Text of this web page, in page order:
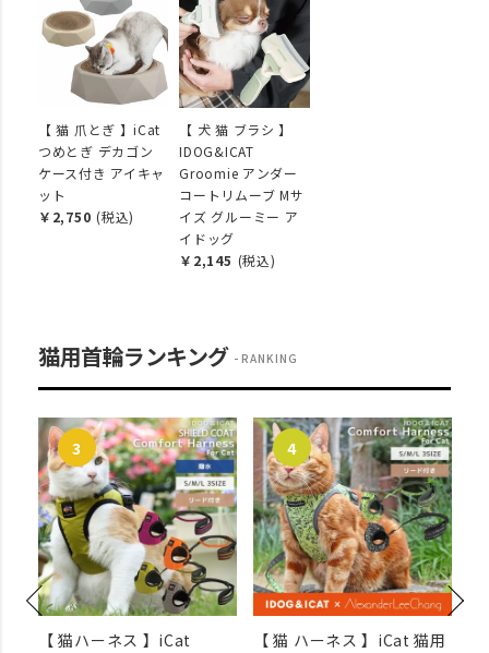
【 猫 爪とぎ 】iCat
つめとぎ デカゴン
ケース付き アイキャ
ット
￥2,750 (税込)
【 犬 猫 ブラシ 】
IDOG&ICAT
Groomie アンダー
コートリムーブ Mサ
イズ グルーミー ア
イドッグ
￥2,145 (税込)
猫用首輪ランキング RANKING
【 猫ハーネス 】iCat
【 猫 ハーネス 】iCat 猫用